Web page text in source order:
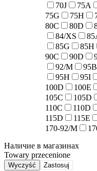
70J
75A
75G
75H
80C
80D
84/XS
85G
85H
90C
90D
92/M
95B
95H
95I
100D
100E
105C
105D
110C
110D
115D
115E
170-92/M
Наличие в магазинах
Towary przecenione
Wyczyść Zastosuj